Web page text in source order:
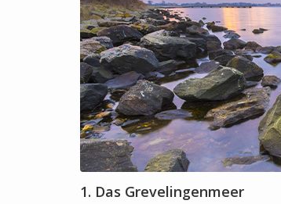
1. Das Grevelingenmeer